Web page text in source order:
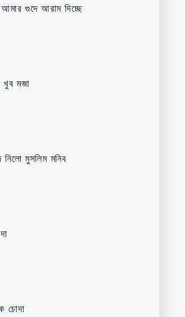
গুদে আরাম দিচ্ছে
খুব মজা
নিলো মুসলিম মনিব
চোদা